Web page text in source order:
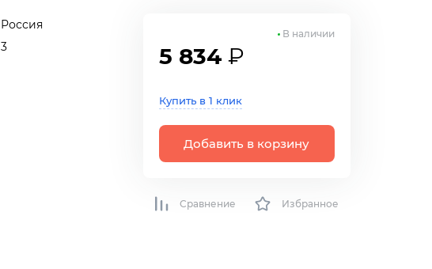
Россия
3
5 834 ₽
Купить в 1 клик
Добавить в корзину
В наличии
Сравнение Избранное